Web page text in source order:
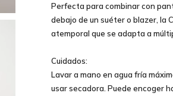
Perfecta para combinar con
debajo de un suéter o blazer, la
atemporal que se adapta a
Cuidados:
Lavar a mano en agua fría
usar secadora. Puede encoger